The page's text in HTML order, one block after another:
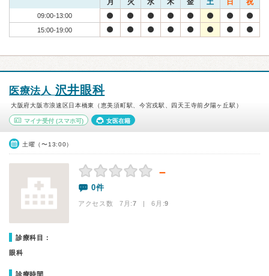
月 火 水 木 金 土 日 祝
09:00-13:00
15:00-19:00
医療法人 沢井眼科
大阪府大阪市浪速区日本橋東（恵美須町駅、今宮戎駅、四天王寺前夕陽ヶ丘駅）
マイナ受付 (スマホ可) 女医在籍
土曜（〜13:00）
－
0件
アクセス数 7月:7 | 6月:9
診療科目：
眼科
診療時間